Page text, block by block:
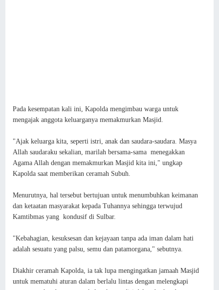
Pada kesempatan kali ini, Kapolda mengimbau warga untuk
mengajak anggota keluarganya memakmurkan Masjid.
"Ajak keluarga kita, seperti istri, anak dan saudara-saudara. Masya
Allah saudaraku sekalian, marilah bersama-sama menegakkan
Agama Allah dengan memakmurkan Masjid kita ini," ungkap
Kapolda saat memberikan ceramah Subuh.
Menurutnya, hal tersebut bertujuan untuk menumbuhkan keimanan
dan ketaatan masyarakat kepada Tuhannya sehingga terwujud
Kamtibmas yang kondusif di Sulbar.
"Kebahagian, kesuksesan dan kejayaan tanpa ada iman dalam hati
adalah sesuatu yang palsu, semu dan patamorgana," sebutnya.
Diakhir ceramah Kapolda, ia tak lupa mengingatkan jamaah Masjid
untuk mematuhi aturan dalam berlalu lintas dengan melengkapi